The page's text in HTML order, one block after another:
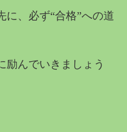
に、必ず“合格”への道
励んでいきましょう